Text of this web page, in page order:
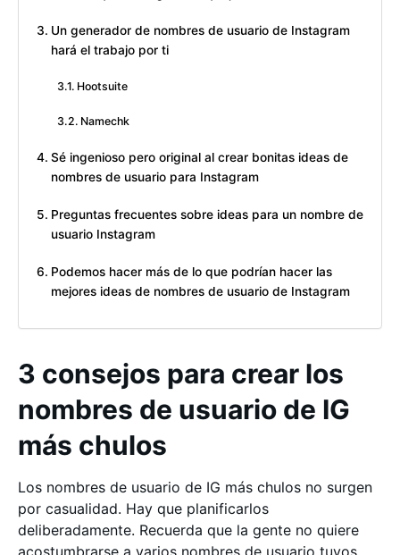
Un generador de nombres de usuario de Instagram
hará el trabajo por ti
Hootsuite
Namechk
Sé ingenioso pero original al crear bonitas ideas de
nombres de usuario para Instagram
Preguntas frecuentes sobre ideas para un nombre de
usuario Instagram
Podemos hacer más de lo que podrían hacer las
mejores ideas de nombres de usuario de Instagram
3 consejos para crear los
nombres de usuario de IG
más chulos
Los nombres de usuario de IG más chulos no surgen
por casualidad. Hay que planificarlos
deliberadamente. Recuerda que la gente no quiere
acostumbrarse a varios nombres de usuario tuyos.